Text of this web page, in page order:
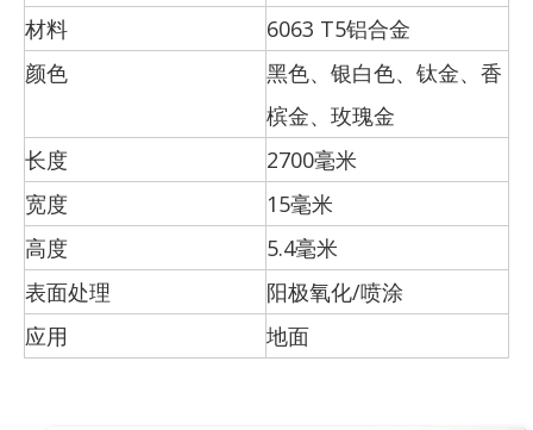
材料
6063 T5铝合金
颜色
黑色、银白色、钛金、香
槟金、玫瑰金
长度
2700毫米
宽度
15毫米
高度
5.4毫米
表面处理
阳极氧化/喷涂
应用
地面